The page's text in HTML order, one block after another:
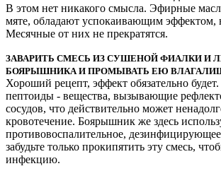
В этом нет никакого смысла. Эфирные
мяте, обладают успокаивающим эффектом,
Месячные от них не прекратятся.
ЗАВАРИТЬ СМЕСЬ ИЗ СУШЕНОЙ ФИАЛКИ И
БОЯРЫШНИКА И ПРОМЫВАТЬ ЕЮ
Хороший рецепт, эффект обязательно
пептоиды - вещества, вызывающие
сосудов, что действительно может
кровотечение. Боярышник же здесь
противовоспалительное,
забудьте только прокипятить эту смесь,
инфекцию.